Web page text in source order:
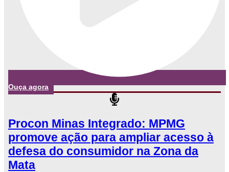
Ouça agora
Procon Minas Integrado: MPMG
promove ação para ampliar acesso à
defesa do consumidor na Zona da
Mata